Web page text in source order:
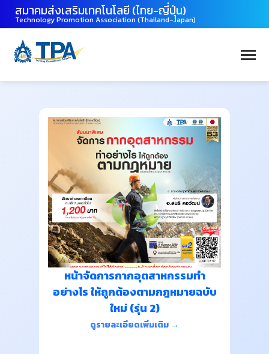
สมาคมส่งเสริมเทคโนโลยี (ไทย-ญี่ปุ่น)
Technology Promotion Association (Thailand-Japan)
หน้าจัดการกากอุตสาหกรรมทำ
อย่างไร ให้ถูกต้องตามกฎหมายฉบับ
ใหม่ (รุ่น 2)
ดูรายละเอียดเพิ่มเติม →